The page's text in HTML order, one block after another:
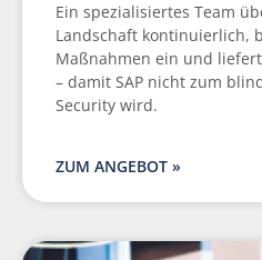
Ein spezialisiertes Team
Landschaft kontinuierlich,
Maßnahmen ein und
– damit SAP nicht zum
Security wird.
ZUM ANGEBOT »